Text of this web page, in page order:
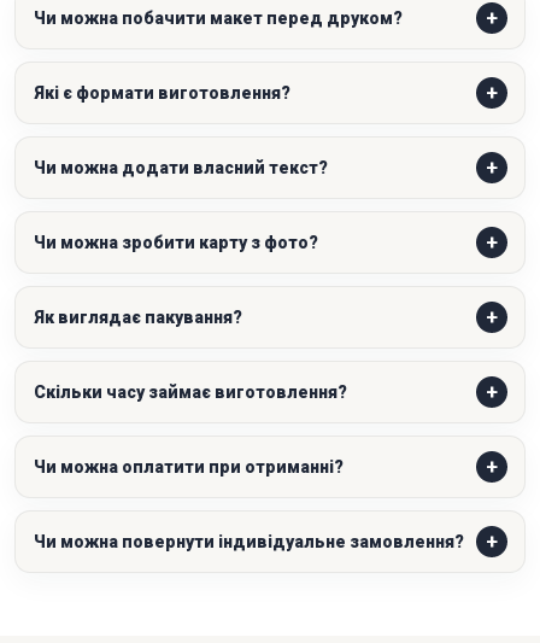
Чи можна побачити макет перед друком?
Які є формати виготовлення?
Чи можна додати власний текст?
Чи можна зробити карту з фото?
Як виглядає пакування?
Скільки часу займає виготовлення?
Чи можна оплатити при отриманні?
Чи можна повернути індивідуальне замовлення?